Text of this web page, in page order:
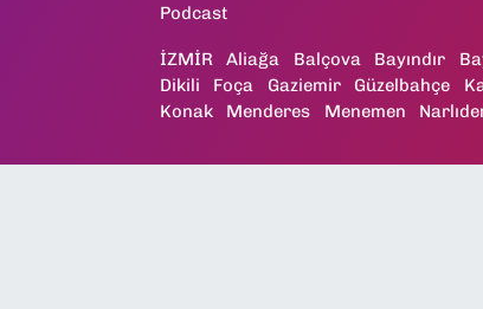
Podcast
İZMİR Aliağa Balçova Bayındır
Dikili
Foça Gaziemir Güzelbahçe
Konak
Menderes Menemen